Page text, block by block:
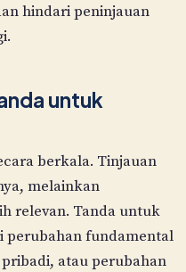
hindari peninjauan
untuk
berkala. Tinjauan
melainkan
relevan. Tanda untuk
perubahan fundamental
atau perubahan